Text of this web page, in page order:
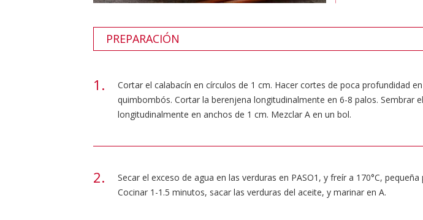
PREPARACIÓN
Cortar el calabacín en círculos de 1 cm. Hacer cortes de poca profundidad
quimbombós. Cortar la berenjena longitudinalmente en 6-8 palos. Sembrar
longitudinalmente en anchos de 1 cm. Mezclar A en un bol.
Secar el exceso de agua en las verduras en PASO1, y freír a 170°C,
Cocinar 1-1.5 minutos, sacar las verduras del aceite, y marinar en A.